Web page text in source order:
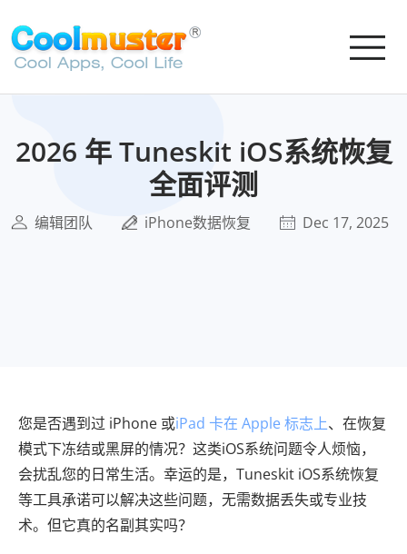
2026 年 Tuneskit iOS系统恢复
全面评测
编辑团队 iPhone数据恢复 Dec 17, 2025
您是否遇到过 iPhone 或iPad 卡在 Apple 标志上、在恢复
模式下冻结或黑屏的情况？这类iOS系统问题令人烦恼，
会扰乱您的日常生活。幸运的是，Tuneskit iOS系统恢复
等工具承诺可以解决这些问题，无需数据丢失或专业技
术。但它真的名副其实吗？